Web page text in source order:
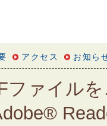
アクセス お知ら
ファイル